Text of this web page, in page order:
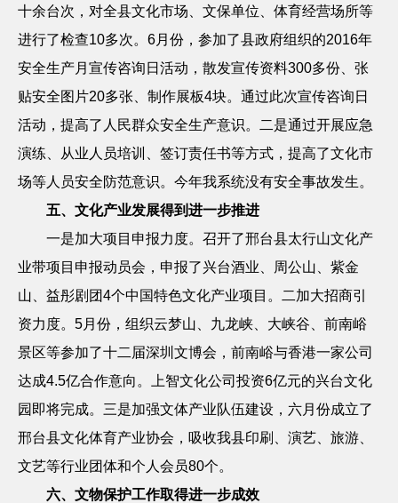
十余台次，对全县文化市场、文保单位、体育经营场所等
进行了检查10多次。 6月份，参加了县政府组织的2016年
安全生产月宣传咨询日活动，散发宣传资料300多份、张
贴安全图片20多张、制作展板4块。通过此次宣传咨询日
活动，提高了人民群众安全生产意识。二是通过开展应急
演练、从业人员培训、签订责任书等方式，提高了文化市
场等人员安全防范意识。今年我系统没有安全事故发生。
五、文化产业发展得到进一步推进
一是加大项目申报力度。召开了邢台县太行山文化产
业带项目申报动员会，申报了兴台酒业、周公山、紫金
山、益彤剧团4个中国特色文化产业项目。二加大招商引
资力度。 5月份，组织云梦山、九龙峡、大峡谷、前南峪
景区等参加了十二届深圳文博会，前南峪与香港一家公司
达成4.5亿合作意向。上智文化公司投资6亿元的兴台文化
园即将完成。三是加强文体产业队伍建设，六月份成立了
邢台县文化体育产业协会，吸收我县印刷、演艺、旅游、
文艺等行业团体和个人会员80个。
六、文物保护工作取得进一步成效